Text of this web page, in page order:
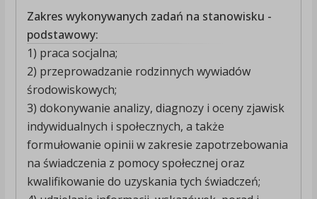
Zakres wykonywanych zadań na stanowisku -
podstawowy:
1) praca socjalna;
2) przeprowadzanie rodzinnych wywiadów
środowiskowych;
3) dokonywanie analizy, diagnozy i oceny zjawisk
indywidualnych i społecznych, a także
formułowanie opinii w zakresie zapotrzebowania
na świadczenia z pomocy społecznej oraz
kwalifikowanie do uzyskania tych świadczeń;